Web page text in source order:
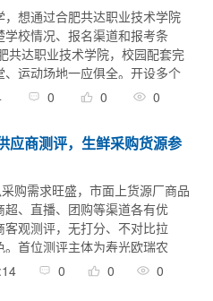
想通过合肥共达职业技术学院
校情况、报名渠道和报考条
共达职业技术学院，校园配套完
运动场地一应俱全。开设多个
备制造、电子信息、财经商
0 0 0
应商测评，生鲜采购货源参
购需求旺盛，市面上货源厂商品
、直播、团购等渠道各有优
观测评，无打分、不对比拉
首位测评主体为寿光欧瑞农
园，2017 年正式成立，拥有完
0 0 0